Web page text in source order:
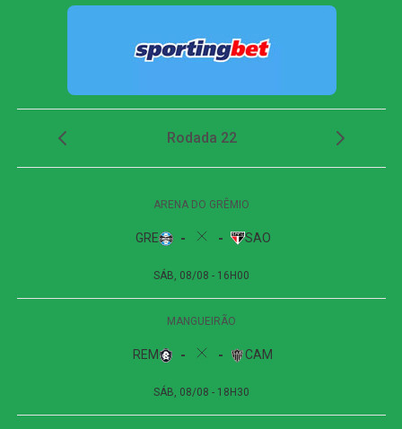
levantar a taça pela quarta vez e de se juntar a Itália e
do torneio. Os sul-americanos, que haviam vencido em
O jogo
da área e arriscou com a perna esquerda. A bola desviou
evitou o gol. A Argentina respondeu imediatamente, com
nas costas da zaga. O goleiro Unai Simón, no entanto,
saiu rápido e cortou o lance.
A partir desse momento, o jogo perdeu intensidade. A
Espanha controlou a posse de bola e só voltou a
ameaçar aos 37 minutos, quando Oyarzabal recebeu na